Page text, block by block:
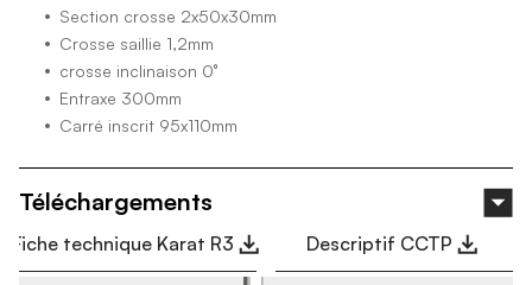
Section crosse 2x50x30mm
Crosse saillie 1,2mm
crosse inclinaison 0°
Entraxe 300mm
Carré inscrit 95x110mm
Téléchargements
Fiche technique Karat R3 Descriptif CCTP